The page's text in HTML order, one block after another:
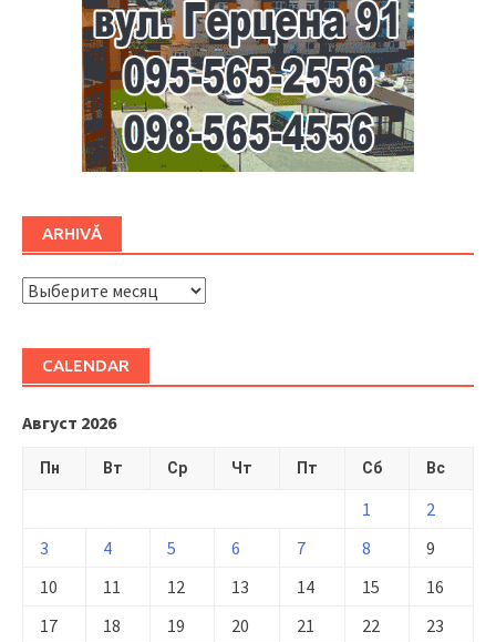
ARHIVĂ
ARHIVĂ
CALENDAR
Август 2026
Пн Вт Ср Чт Пт Сб Вс
1
2
3
4 5 6 7 8
9
10
11 12 13 14 15
16
17
18 19 20 21 22
23